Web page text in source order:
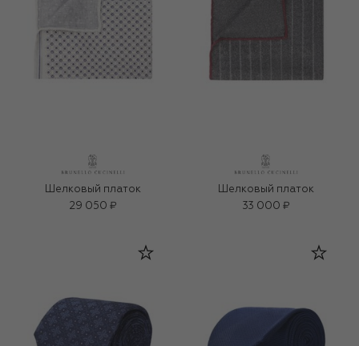
Шелковый платок
29 050 ₽
Шелковый платок
33 000 ₽